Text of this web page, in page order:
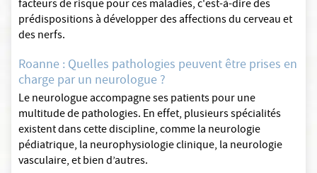
facteurs de risque pour ces maladies, c'est-à-dire des
prédispositions à développer des affections du cerveau et
des nerfs.
Roanne : Quelles pathologies peuvent être prises en
charge par un neurologue ?
Le neurologue accompagne ses patients pour une
multitude de pathologies. En effet, plusieurs spécialités
existent dans cette discipline, comme la neurologie
pédiatrique, la neurophysiologie clinique, la neurologie
vasculaire, et bien d’autres.